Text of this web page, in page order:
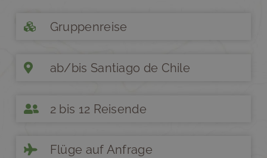
Gruppenreise
ab/bis Santiago de Chile
2 bis 12 Reisende
Flüge auf Anfrage